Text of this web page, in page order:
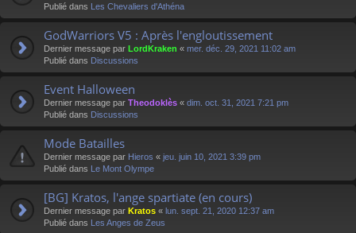
Publié dans Les Chevaliers d'Athéna
GodWarriors V5 : Après l'engloutissement
Dernier message par LordKraken « mer. déc. 29, 2021 11:02 am
Publié dans Discussions
Event Halloween
Dernier message par Theodoklès « dim. oct. 31, 2021 7:21 pm
Publié dans Discussions
Mode Batailles
Dernier message par Hieros « jeu. juin 10, 2021 3:39 pm
Publié dans Le Mont Olympe
[BG] Kratos, l'ange spartiate (en cours)
Dernier message par Kratos « lun. sept. 21, 2020 12:37 am
Publié dans Les Anges de Zeus